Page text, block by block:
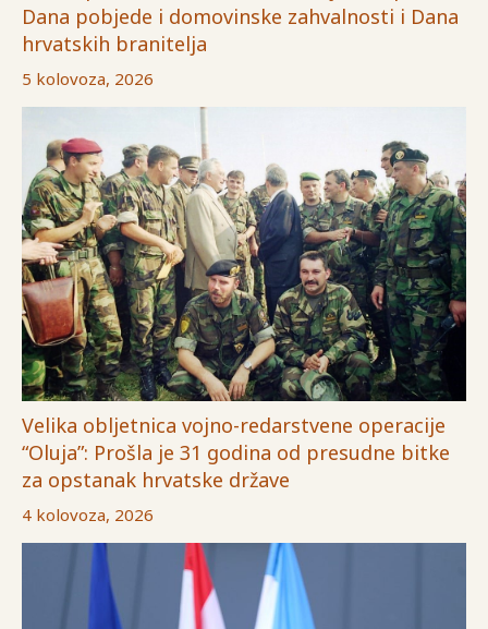
Dana pobjede i domovinske zahvalnosti i Dana
hrvatskih branitelja
5 kolovoza, 2026
Velika obljetnica vojno-redarstvene operacije
“Oluja”: Prošla je 31 godina od presudne bitke
za opstanak hrvatske države
4 kolovoza, 2026